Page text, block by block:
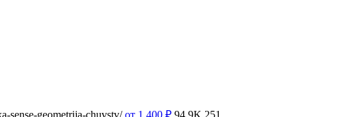
sense-geometrija-chuvstv/ от 1 400 ₽ 94.9K 251